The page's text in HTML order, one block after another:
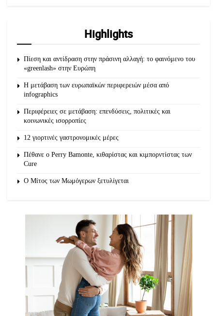
Highlights
Πίεση και αντίδραση στην πράσινη αλλαγή: το φαινόμενο του
«greenlash» στην Ευρώπη
Η μετάβαση των ευρωπαϊκών περιφερειών μέσα από
infographics
Περιφέρειες σε μετάβαση: επενδύσεις, πολιτικές και
κοινωνικές ισορροπίες
12 γιορτινές γαστρονομικές μέρες
Πέθανε ο Perry Bamonte, κιθαρίστας και κιμπορντίστας των
Cure
O Μίτος των Μωμόγερων ξετυλίγεται